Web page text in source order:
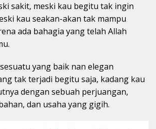
sakit, meski kau begitu tak ingin
kau seakan-akan tak mampu
ada bahagia yang telah Allah
yang baik nan elegan
tak terjadi begitu saja, kadang kau
dengan sebuah perjuangan,
dan usaha yang gigih.